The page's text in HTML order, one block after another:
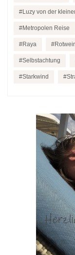
Luzy von der
Metropolen Reise
Raya
Selbstachtung
Starkwind